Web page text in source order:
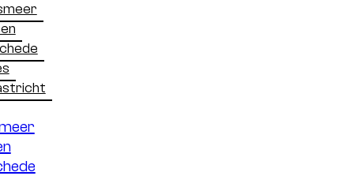
formaten, van compacte boxen voor één
De juiste afmetingen bepalen niet alleen
voor u in gebruik is. In dit artikel leest u welke
moet letten bij het kiezen van het juiste formaat.
die perfect aansluit bij uw situatie en het